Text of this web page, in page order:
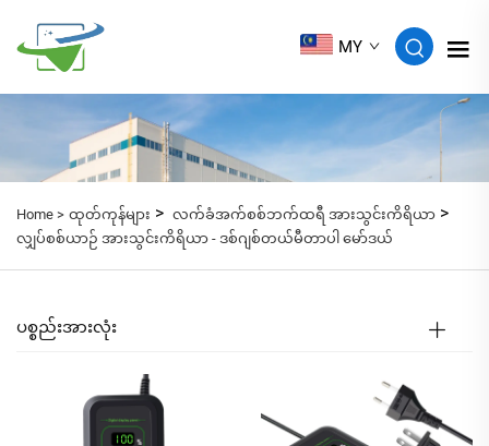
MY
Home > ထုတ်ကုန်များ > လက်ခံအက်စစ်ဘက်ထရီ အားသွင်းကိရိယာ >
လျှပ်စစ်ယာဉ် အားသွင်းကိရိယာ - ဒစ်ဂျစ်တယ်မီတာပါ မော်ဒယ်
ပစ္စည်းအားလုံး